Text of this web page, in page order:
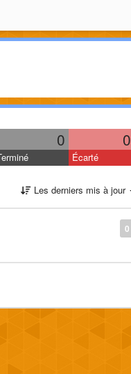
0 0
Écarté
Les derniers mis à jour
0